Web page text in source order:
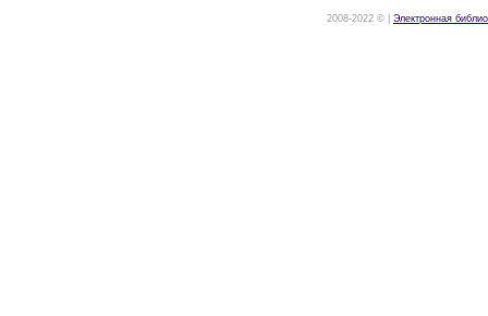
2008-2022 © | Электронная